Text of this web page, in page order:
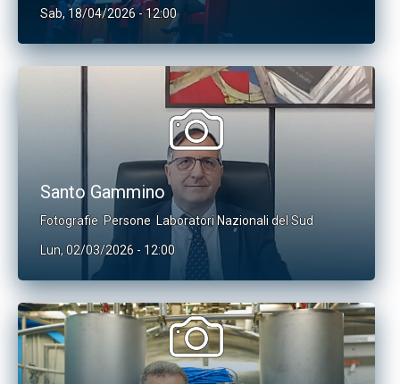
Sab, 18/04/2026 - 12:00
Santo Gammino
Fotografie Persone Laboratori Nazionali del Sud
Lun, 02/03/2026 - 12:00